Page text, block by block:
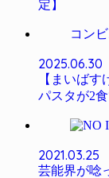
定】
コン
2025.06.30
【まいば
パスタが2食
2021.03.25
芸能界が唸